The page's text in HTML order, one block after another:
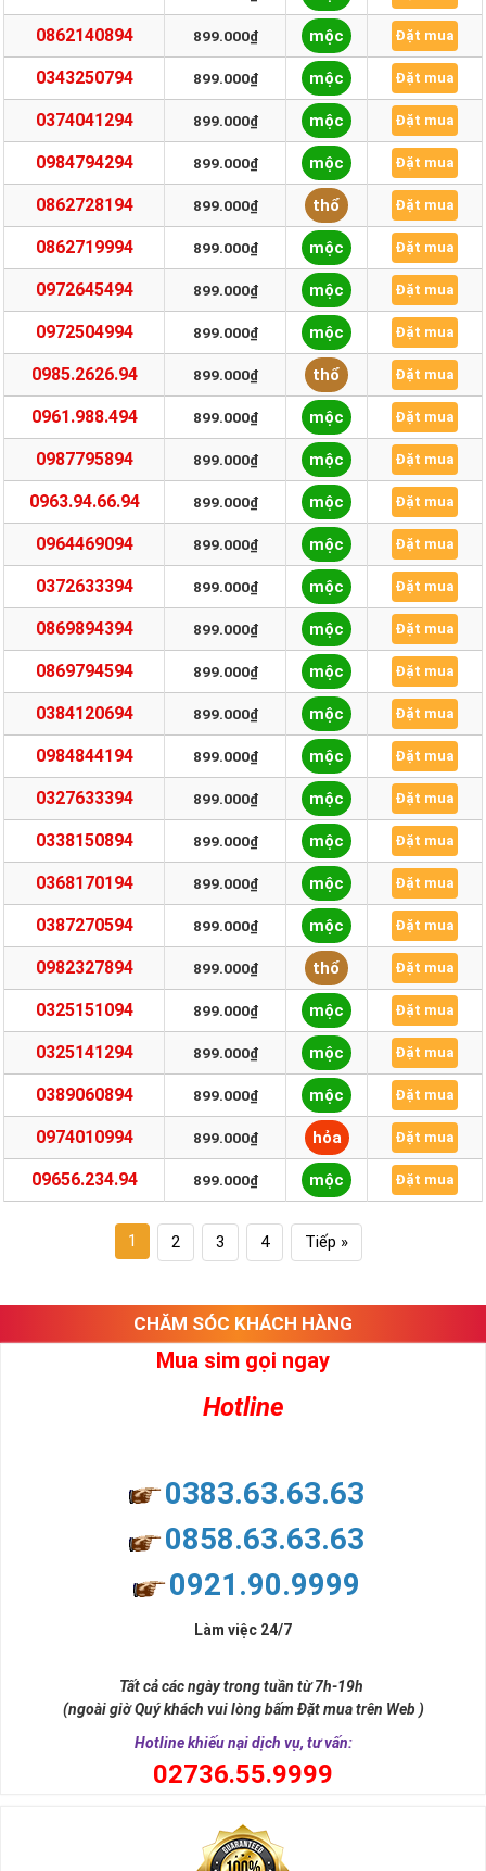
0862140894 899.000₫ mộc Đặt mua
0343250794 899.000₫ mộc Đặt mua
0374041294 899.000₫ mộc Đặt mua
0984794294 899.000₫ mộc Đặt mua
0862728194 899.000₫ thổ Đặt mua
0862719994 899.000₫ mộc Đặt mua
0972645494 899.000₫ mộc Đặt mua
0972504994 899.000₫ mộc Đặt mua
0985.2626.94 899.000₫ thổ Đặt mua
0961.988.494 899.000₫ mộc Đặt mua
0987795894 899.000₫ mộc Đặt mua
0963.94.66.94 899.000₫ mộc Đặt mua
0964469094 899.000₫ mộc Đặt mua
0372633394 899.000₫ mộc Đặt mua
0869894394 899.000₫ mộc Đặt mua
0869794594 899.000₫ mộc Đặt mua
0384120694 899.000₫ mộc Đặt mua
0984844194 899.000₫ mộc Đặt mua
0327633394 899.000₫ mộc Đặt mua
0338150894 899.000₫ mộc Đặt mua
0368170194 899.000₫ mộc Đặt mua
0387270594 899.000₫ mộc Đặt mua
0982327894 899.000₫ thổ Đặt mua
0325151094 899.000₫ mộc Đặt mua
0325141294 899.000₫ mộc Đặt mua
0389060894 899.000₫ mộc Đặt mua
0974010994 899.000₫ hỏa Đặt mua
09656.234.94 899.000₫ mộc Đặt mua
1 2 3 4 Tiếp »
CHĂM SÓC KHÁCH HÀNG
Mua sim gọi ngay
Hotline
0383.63.63.63
0858.63.63.63
0921.90.9999
Làm việc 24/7
Tất cả các ngày trong tuần từ 7h-19h
(ngoài giờ Quý khách vui lòng bấm Đặt mua trên Web )
Hotline khiếu nại dịch vụ, tư vấn:
02736.55.9999